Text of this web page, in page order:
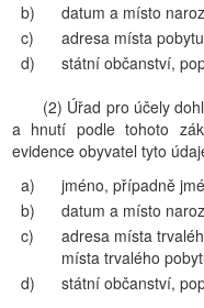
b)
datum a místo
c)
adresa místa
d)
státní občanství,
(2) Úřad pro účely
a hnutí podle tohoto
evidence obyvatel tyto
a)
jméno, případně
b)
datum a místo
c)
adresa místa
místa trvalého
d)
státní občanství,